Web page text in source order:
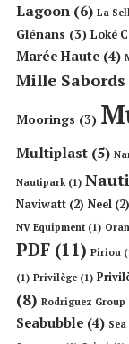
Lagoon (6) La
Glénans (3) Loké
Marée Haute (4)
Mille Sabords
Moorings (3)
Multiplast (5)
Nautipark(1)
Naviwatt (2) Neel (2)
NV Equipment(1)
PDF (11) Piriou
(1) Privilège (1)
(8) Rodriguez Group
Seabubble (4)